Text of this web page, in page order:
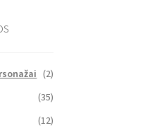
(2)
(35)
(12)